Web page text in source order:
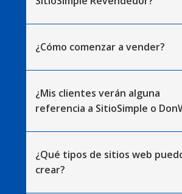
¿Cómo comenzar a vender?
¿Mis clientes verán alguna
referencia a SitioSimple o
¿Qué tipos de sitios web
crear?